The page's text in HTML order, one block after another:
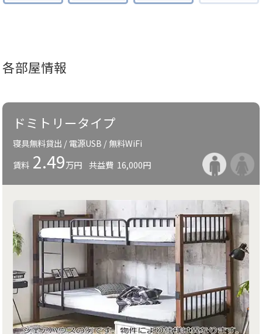
各部屋情報
ドミトリータイプ
寝具無料貸出 / 電源USB / 無料WiFi
賃料 2.49万円 共益費 16,000円